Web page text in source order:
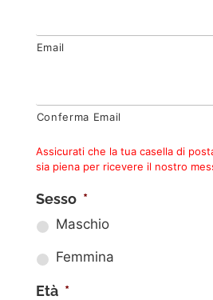
Email
Conferma Email
Assicurati che la tua casella di
sia piena per ricevere il nostro
Sesso *
Maschio
Femmina
Età *